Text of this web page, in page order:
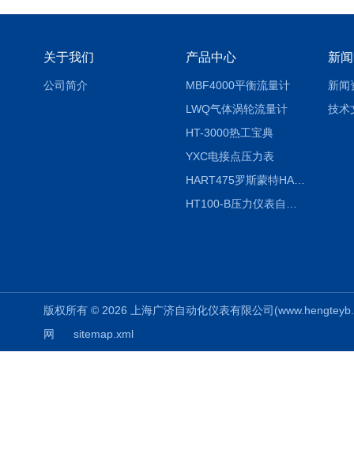
关于我们
公司简介
产品中心
MBF4000平衡流量计
LWQ气体涡轮流量计
HT-3000热工宝典
YXC电接点压力表
HART475罗斯蒙特HART475手操器
新
新闻
技术
版权所有 © 2026 上海广济自动化仪表有限公司
网
sitemap.xml